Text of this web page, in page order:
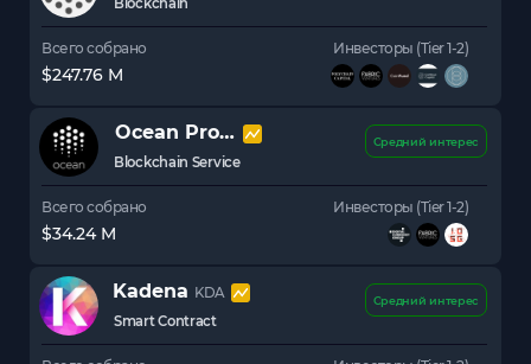
Blockchain
Всего собрано
$247.76 M
Инвесторы (Tier 1-2)
Ocean Protocol
Blockchain Service
Средний интерес
Всего собрано
$34.24 M
Инвесторы (Tier 1-2)
Kadena KDA
Smart Contract
Средний интерес